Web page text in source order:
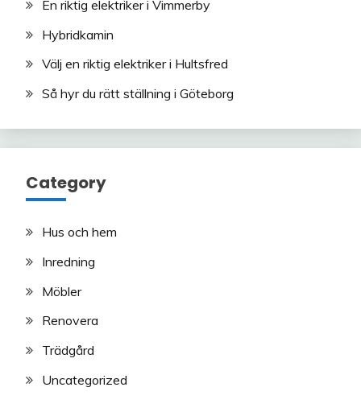
En riktig elektriker i Vimmerby
Hybridkamin
Välj en riktig elektriker i Hultsfred
Så hyr du rätt ställning i Göteborg
Category
Hus och hem
Inredning
Möbler
Renovera
Trädgård
Uncategorized